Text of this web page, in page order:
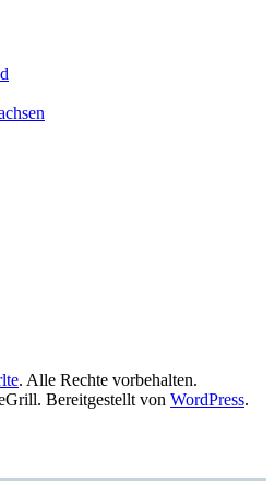
. Alle Rechte vorbehalten.
Bereitgestellt von WordPress.